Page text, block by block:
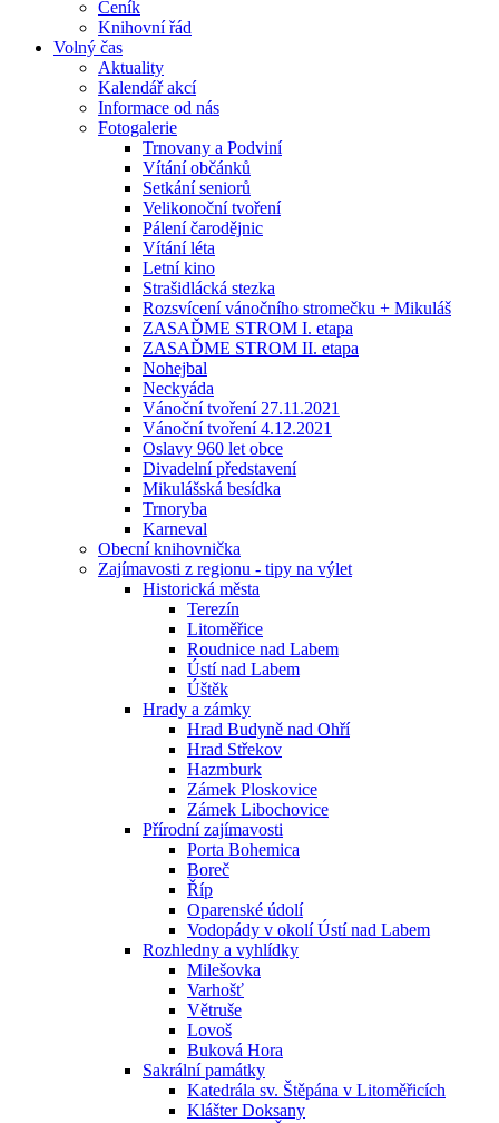
Ceník
Knihovní řád
Volný čas
Aktuality
Kalendář akcí
Informace od nás
Fotogalerie
Trnovany a Podviní
Vítání občánků
Setkání seniorů
Velikonoční tvoření
Pálení čarodějnic
Vítání léta
Letní kino
Strašidlácká stezka
Rozsvícení vánočního stromečku + Mikuláš
ZASAĎME STROM I. etapa
ZASAĎME STROM II. etapa
Nohejbal
Neckyáda
Vánoční tvoření 27.11.2021
Vánoční tvoření 4.12.2021
Oslavy 960 let obce
Divadelní představení
Mikulášská besídka
Trnoryba
Karneval
Obecní knihovnička
Zajímavosti z regionu - tipy na výlet
Historická města
Terezín
Litoměřice
Roudnice nad Labem
Ústí nad Labem
Úštěk
Hrady a zámky
Hrad Budyně nad Ohří
Hrad Střekov
Hazmburk
Zámek Ploskovice
Zámek Libochovice
Přírodní zajímavosti
Porta Bohemica
Boreč
Říp
Oparenské údolí
Vodopády v okolí Ústí nad Labem
Rozhledny a vyhlídky
Milešovka
Varhošť
Větruše
Lovoš
Buková Hora
Sakrální památky
Katedrála sv. Štěpána v Litoměřicích
Klášter Doksany